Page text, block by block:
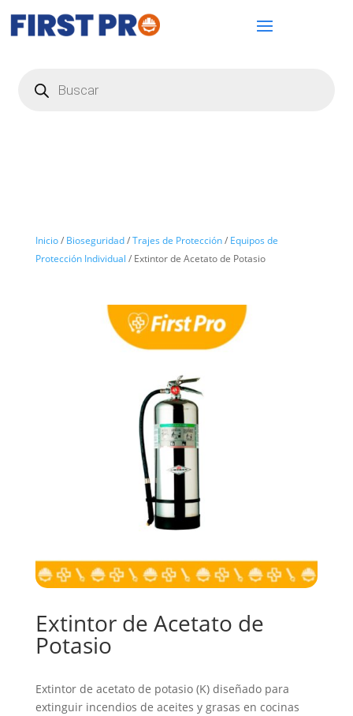
productos
Inicio/ Bioseguridad/Trajes de Protección/ Equipos de
Protección Individual / Extintor de Acetato de Potasio
Extintor de Acetato de
Potasio
Extintor de acetato de potasio (K) diseñado para
extinguir incendios de aceites y grasas en cocinas